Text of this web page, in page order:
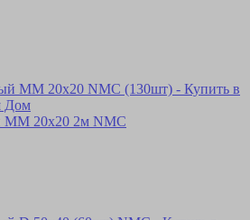
MM 20х20 2м NMC